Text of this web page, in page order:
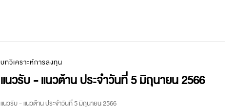
บทวิเคราะห์การลงทุน
แนวรับ - แนวต้าน ประจำวันที่ 5 มิถุนายน 2566
แนวรับ - แนวต้าน ประจำวันที่ 5 มิถุนายน 2566